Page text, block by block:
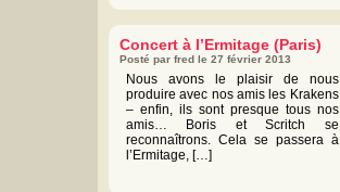
Concert à l’Ermitage (Paris)
Posté par fred le 27 février 2013
Nous avons le plaisir de nous
produire avec nos amis les Krakens
– enfin, ils sont presque tous nos
amis… Boris et Scritch se
reconnaîtrons. Cela se passera à
l’Ermitage, […]